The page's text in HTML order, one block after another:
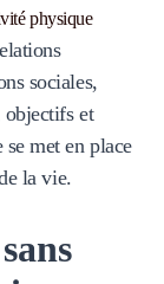
physique
sociales,
objectifs et
met en place
la vie.